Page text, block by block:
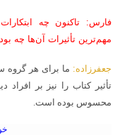
فارس: تاکنون چه
مهم‌ترین تأثیرات آن‌ها چه
جعفرزاده: ما برای هر گروه
تأثیر کتاب را نیز بر افراد
محسوس بوده است.